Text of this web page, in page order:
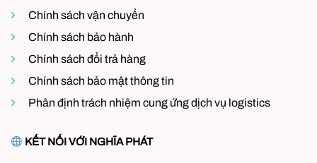
Chính sách vận chuyển
Chính sách bảo hành
Chính sách đổi trả hàng
Chính sách bảo mật thông tin
Phân định trách nhiệm cung ứng dịch vụ logistics
KẾT NỐI VỚI NGHĨA PHÁT